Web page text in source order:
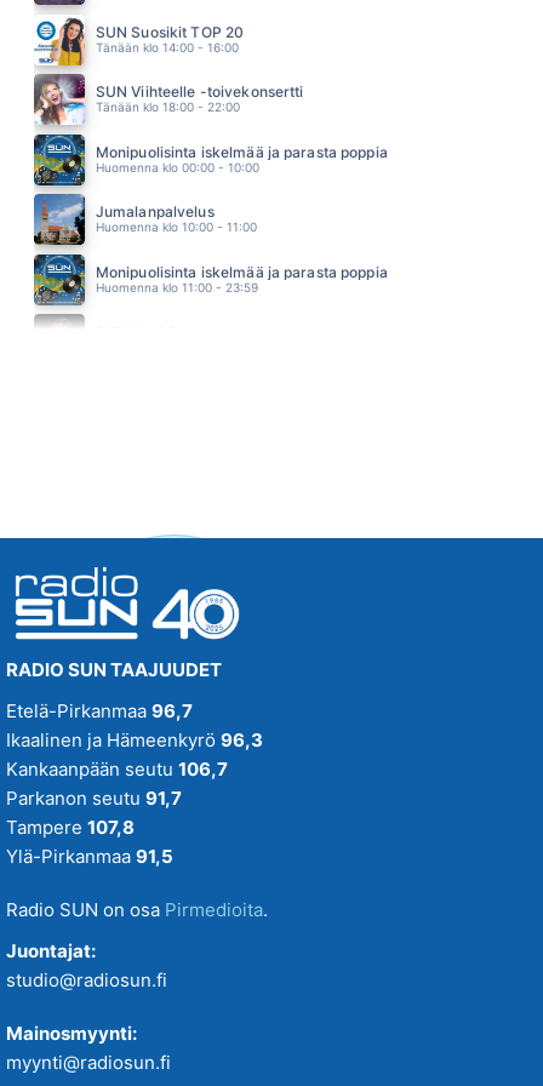
BABLO
02.53
SUN Suosikit TOP 20
Tänään klo 14:00 - 16:00
SUN Viihteelle -toivekonsertti
Tänään klo 18:00 - 22:00
Monipuolisinta iskelmää ja parasta poppia
Huomenna klo 00:00 - 10:00
Jumalanpalvelus
Huomenna klo 10:00 - 11:00
Monipuolisinta iskelmää ja parasta poppia
Huomenna klo 11:00 - 23:59
RADIO SUN TAAJUUDET
Etelä-Pirkanmaa 96,7
Ikaalinen ja Hämeenkyrö 96,3
Kankaanpään seutu 106,7
Parkanon seutu 91,7
Tampere 107,8
Ylä-Pirkanmaa 91,5
Radio SUN on osa Pirmedioita.
Juontajat:
studio@radiosun.fi
Mainosmyynti:
myynti@radiosun.fi